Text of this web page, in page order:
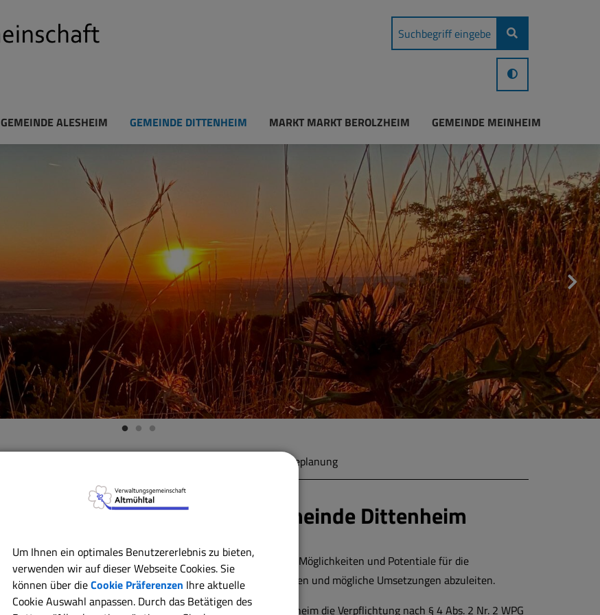
GEMEINDE ALESHEIM GEMEINDE DITTENHEIM MARKT MARKT BEROLZHEIM GEMEINDE MEINHEIM
Wärmeplanung
Wärmeplanung der Gemeinde Dittenheim
Ziel der Planung ist, neben einer Aufnahme der Ist-Situation, Möglichkeiten und Potentiale für die
Wärmeversorgung in der Gemeinde Dittenheim zu identifizieren und mögliche Umsetzungen abzuleiten.
Mit dem erarbeiteten Wärmeplan erfüllt die Gemeinde Dittenheim die Verpflichtung nach § 4 Abs. 2 Nr. 2 WPG
Um Ihnen ein optimales Benutzererlebnis zu bieten,
verwenden wir auf dieser Webseite Cookies. Sie
können über dieCookie Präferenzen Ihre aktuelle
Cookie Auswahl anpassen. Durch das Betätigen des